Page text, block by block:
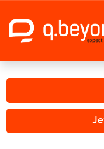
Deutsch Englisch
Karriere bei der